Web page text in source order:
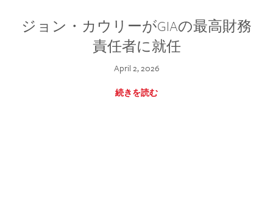
ジョン・カウリーがGIAの最高財務
責任者に就任
April 2, 2026
続きを読む